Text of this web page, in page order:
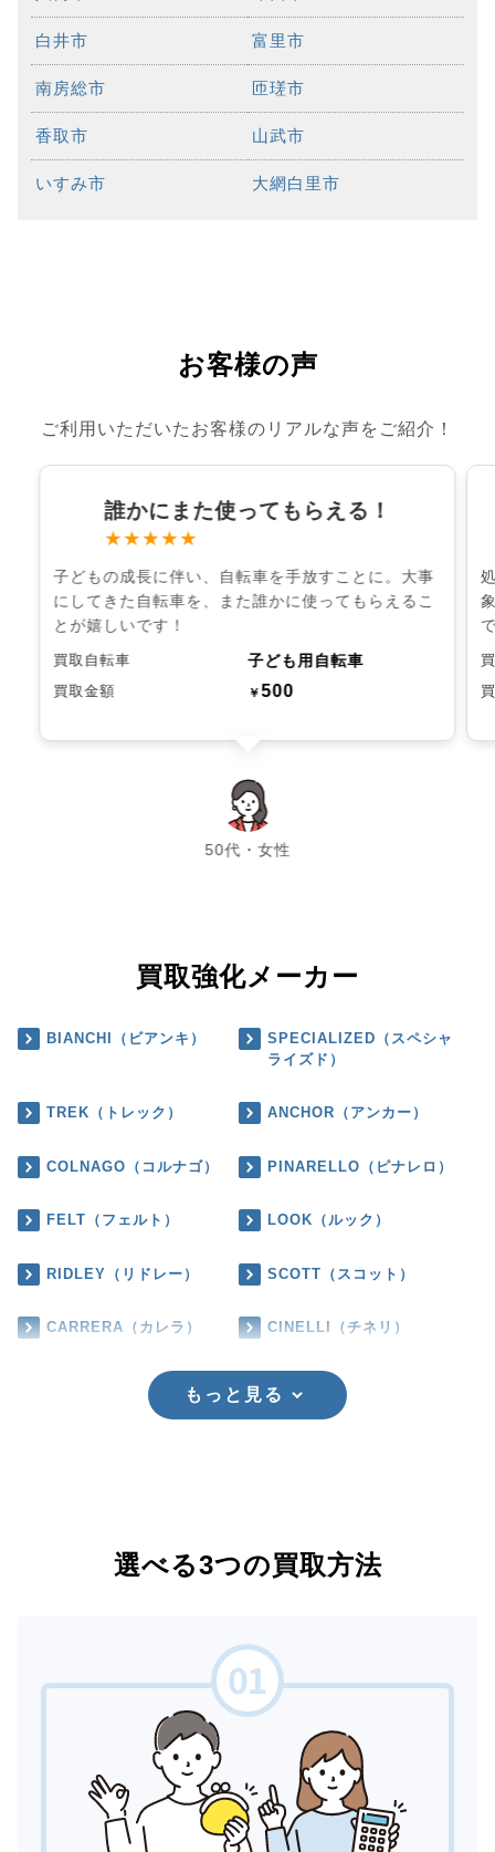
白井市 富里市
南房総市 匝瑳市
香取市 山武市
いすみ市 大網白里市
お客様の声
ご利用いただいたお客様のリアルな声をご紹介！
誰かにまた使ってもらえる！
★★★★★
子どもの成長に伴い、自転車を手放すことに。大事
にしてきた自転車を、また誰かに使ってもらえるこ
とが嬉しいです！
買取自転車 子ども用自転車
買取金額 ￥500
50代・女性
chevron_left chevron_right
買取強化メーカー
BIANCHI（ビアンキ）
SPECIALIZED（スペシャ
ライズド）
TREK（トレック） ANCHOR（アンカー）
COLNAGO（コルナゴ） PINARELLO（ピナレロ）
FELT（フェルト） LOOK（ルック）
RIDLEY（リドレー） SCOTT（スコット）
CARRERA（カレラ） CINELLI（チネリ）
もっと見る
選べる3つの買取方法